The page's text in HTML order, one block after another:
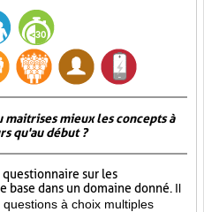
maitrises mieux les concepts à
qu'au début ?
questionnaire sur les
base dans un domaine donné. Il
à choix multiples